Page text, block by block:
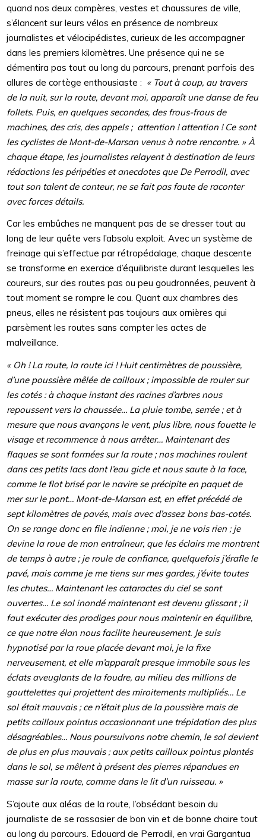
quand nos deux compères, vestes et chaussures de ville,
s’élancent sur leurs vélos en présence de nombreux
journalistes et vélocipédistes, curieux de les accompagner
dans les premiers kilomètres. Une présence qui ne se
démentira pas tout au long du parcours, prenant parfois des
allures de cortège enthousiaste : « Tout à coup, au travers
de la nuit, sur la route, devant moi, apparaît une danse de feu
follets. Puis, en quelques secondes, des frous-frous de
machines, des cris, des appels ; attention ! attention ! Ce sont
les cyclistes de Mont-de-Marsan venus à notre rencontre. » À
chaque étape, les journalistes relayent à destination de leurs
rédactions les péripéties et anecdotes que De Perrodil, avec
tout son talent de conteur, ne se fait pas faute de raconter
avec forces détails.
Car les embûches ne manquent pas de se dresser tout au
long de leur quête vers l’absolu exploit. Avec un système de
freinage qui s’effectue par rétropédalage, chaque descente
se transforme en exercice d’équilibriste durant lesquelles les
coureurs, sur des routes pas ou peu goudronnées, peuvent à
tout moment se rompre le cou. Quant aux chambres des
pneus, elles ne résistent pas toujours aux ornières qui
parsèment les routes sans compter les actes de
malveillance.
« Oh ! La route, la route ici ! Huit centimètres de poussière,
d’une poussière mêlée de cailloux ; impossible de rouler sur
les cotés : à chaque instant des racines d’arbres nous
repoussent vers la chaussée… La pluie tombe, serrée ; et à
mesure que nous avançons le vent, plus libre, nous fouette le
visage et recommence à nous arrêter… Maintenant des
flaques se sont formées sur la route ; nos machines roulent
dans ces petits lacs dont l’eau gicle et nous saute à la face,
comme le flot brisé par le navire se précipite en paquet de
mer sur le pont… Mont-de-Marsan est, en effet précédé de
sept kilomètres de pavés, mais avec d’assez bons bas-cotés.
On se range donc en file indienne ; moi, je ne vois rien ; je
devine la roue de mon entraîneur, que les éclairs me montrent
de temps à autre ; je roule de confiance, quelquefois j’érafle le
pavé, mais comme je me tiens sur mes gardes, j’évite toutes
les chutes… Maintenant les cataractes du ciel se sont
ouvertes… Le sol inondé maintenant est devenu glissant ; il
faut exécuter des prodiges pour nous maintenir en équilibre,
ce que notre élan nous facilite heureusement. Je suis
hypnotisé par la roue placée devant moi, je la fixe
nerveusement, et elle m’apparaît presque immobile sous les
éclats aveuglants de la foudre, au milieu des millions de
gouttelettes qui projettent des miroitements multipliés… Le
sol était mauvais ; ce n’était plus de la poussière mais de
petits cailloux pointus occasionnant une trépidation des plus
désagréables… Nous poursuivons notre chemin, le sol devient
de plus en plus mauvais ; aux petits cailloux pointus plantés
dans le sol, se mêlent à présent des pierres répandues en
masse sur la route, comme dans le lit d’un ruisseau. »
S’ajoute aux aléas de la route, l’obsédant besoin du
journaliste de se rassasier de bon vin et de bonne chaire tout
au long du parcours. Edouard de Perrodil, en vrai Gargantua